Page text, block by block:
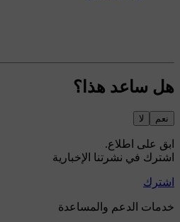
هل ساعد هذا؟
نعم لا